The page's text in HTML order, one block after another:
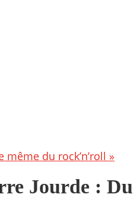
du rock’n’roll »
Jourde :